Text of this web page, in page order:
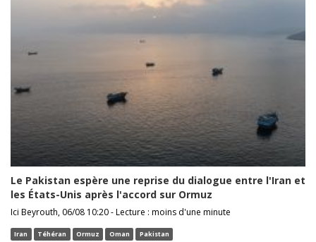
Le Pakistan espère une reprise du dialogue entre l'Iran et
les États-Unis après l'accord sur Ormuz
Ici Beyrouth, 06/08 10:20 - Lecture : moins d'une minute
Iran Téhéran Ormuz Oman Pakistan